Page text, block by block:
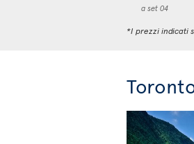
a set 04
*I prezzi indicati